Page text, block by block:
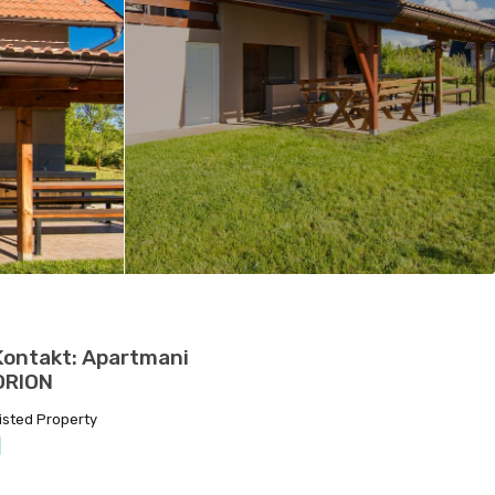
Apartmani
Property